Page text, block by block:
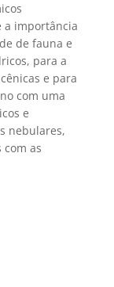
a importância
de fauna e
para a
e para
com uma
e
nebulares,
as